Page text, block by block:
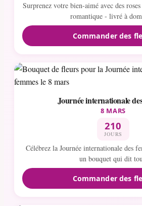
Surprenez votre bien-aimé avec des
romantique - livré à
Commander des
Journée internationale
8 MARS
210
JOURS
Célébrez la Journée internationale des
un bouquet qui dit
Commander des